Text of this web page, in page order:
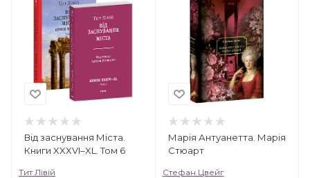
Від заснування Міста.
Книги XXXVI–XL. Том 6
Тит Лівій
Марія Антуанетта. Марія
Стюарт
Стефан Цвейг